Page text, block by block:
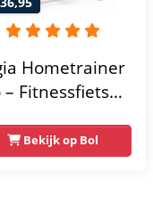
Hometrainer
– Fitnessfiets
–
Vering &
– Extra
Bekijk op Bol